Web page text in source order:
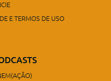
E TERMOS DE USO